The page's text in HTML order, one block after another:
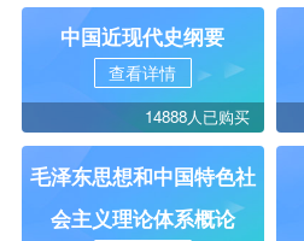
中国近现代史纲要
查看详情
14888人已购买
毛泽东思想和中国特色社
会主义理论体系概论